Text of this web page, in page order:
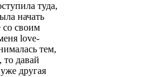
туда,
начать
со своим
love-
тем,
давай
другая